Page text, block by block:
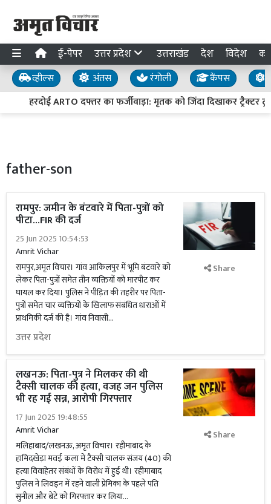
ई-पेपर उत्तर प्रदेश उत्तराखंड देश विदेश
व्हील्स अंतस रंगोली कैंपस
हरदोई ARTO दफ्तर का फर्जीवाड़ा: मृतक को जिंदा दिखाकर ट्रैक्टर
father-son
रामपुर: जमीन के बंटवारे में पिता-पुत्रों को
पीटा...FIR की दर्ज
25 Jun 2025 10:54:53
Amrit Vichar
रामपुर,अमृत विचार। गांव आकिलपुर में भूमि बंटवारे को
लेकर पिता-पुत्रों समेत तीन व्यक्तियों को मारपीट कर
घायल कर दिया। पुलिस ने पीड़ित की तहरीर पर पिता-
पुत्रों समेत चार व्यक्तियों के खिलाफ संबंधित धाराओं में
प्राथमिकी दर्ज की है। गांव निवासी...
उत्तर प्रदेश
Share
लखनऊ: पिता-पुत्र ने मिलकर की थी
टैक्सी चालक की हत्या, वजह जन पुलिस
भी रह गई सन्न, आरोपी गिरफ्तार
17 Jun 2025 19:48:55
Amrit Vichar
मलिहाबाद/लखनऊ, अमृत विचार। रहीमाबाद के
हामिदखेड़ा मवई कला में टैक्सी चालक संजय (40) की
हत्या विवाहेतर संबंधों के विरोध में हुई थी। रहीमाबाद
पुलिस ने लिवइन में रहने वाली प्रेमिका के पहले पति
सुनील और बेटे को गिरफ्तार कर लिया...
Share